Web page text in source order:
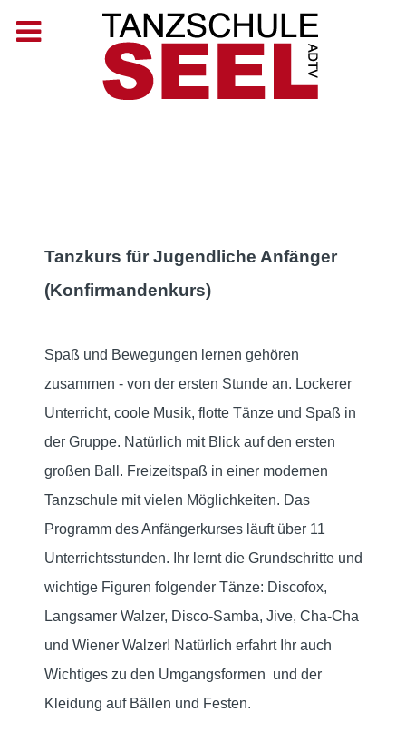
Tanzkurs für Jugendliche Anfänger
(Konfirmandenkurs)
Spaß und Bewegungen lernen gehören
zusammen - von der ersten Stunde an. Lockerer
Unterricht, coole Musik, flotte Tänze und Spaß in
der Gruppe. Natürlich mit Blick auf den ersten
großen Ball. Freizeitspaß in einer modernen
Tanzschule mit vielen Möglichkeiten. Das
Programm des Anfängerkurses läuft über 11
Unterrichtsstunden. Ihr lernt die Grundschritte und
wichtige Figuren folgender Tänze: Discofox,
Langsamer Walzer, Disco-Samba, Jive, Cha-Cha
und Wiener Walzer! Natürlich erfahrt Ihr auch
Wichtiges zu den Umgangsformen und der
Kleidung auf Bällen und Festen.